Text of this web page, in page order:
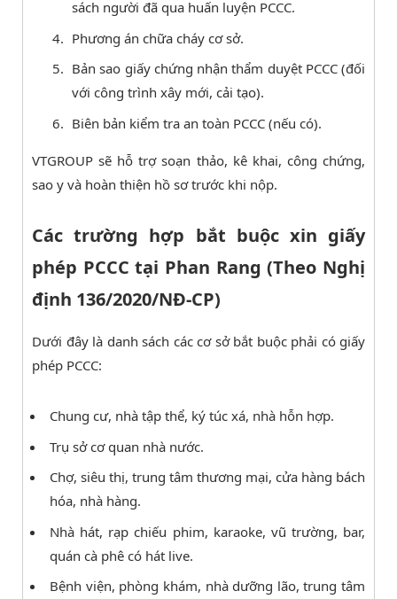
sách người đã qua huấn luyện PCCC.
Phương án chữa cháy cơ sở.
Bản sao giấy chứng nhận thẩm duyệt PCCC (đối
với công trình xây mới, cải tạo).
Biên bản kiểm tra an toàn PCCC (nếu có).
VTGROUP sẽ hỗ trợ soạn thảo, kê khai, công chứng,
sao y và hoàn thiện hồ sơ trước khi nộp.
Các trường hợp bắt buộc xin giấy
phép PCCC tại Phan Rang (Theo Nghị
định 136/2020/NĐ-CP)
Dưới đây là danh sách các cơ sở bắt buộc phải có giấy
phép PCCC:
Chung cư, nhà tập thể, ký túc xá, nhà hỗn hợp.
Trụ sở cơ quan nhà nước.
Chợ, siêu thị, trung tâm thương mại, cửa hàng bách
hóa, nhà hàng.
Nhà hát, rạp chiếu phim, karaoke, vũ trường, bar,
quán cà phê có hát live.
Bệnh viện, phòng khám, nhà dưỡng lão, trung tâm